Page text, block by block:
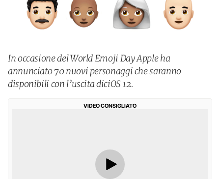
In occasione del World Emoji Day Apple ha
annunciato 70 nuovi personaggi che saranno
disponibili con l’uscita diciOS 12.
VIDEO CONSIGLIATO